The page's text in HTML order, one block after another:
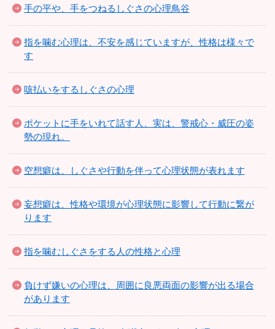
手の平や、手をつねるしぐさの心理鳥谷
指を噛む心理は、不安を感じていますが、性格は様々で
す
咳払いをするしぐさの心理
ポケットに手をいれて話す人、実は、警戒心・威圧の姿
勢の現れ。
空想癖は、しぐさや行動を伴って心理状態が表れます
妄想癖は、性格や環境が心理状態に影響して行動に繋が
ります
指を噛むしぐさをする人の性格と心理
負けず嫌いの心理は、周囲に良悪両面の影響が出る場合
があります